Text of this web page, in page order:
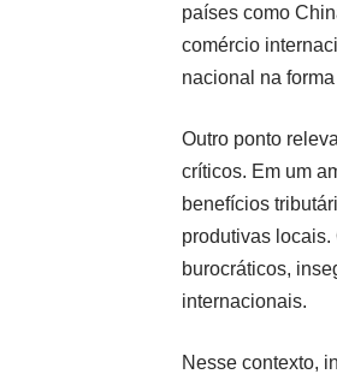
países como
comércio
nacional na
Outro ponto
críticos. Em um
benefícios
produtivas
burocráticos,
internacionais.
Nesse contexto,